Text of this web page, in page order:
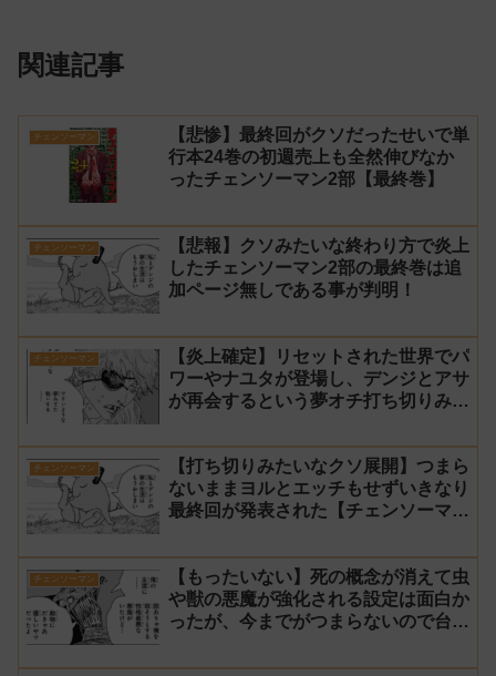
関連記事
チェンソーマン
【悲惨】最終回がクソだったせいで単
行本24巻の初週売上も全然伸びなか
ったチェンソーマン2部【最終巻】
チェンソーマン
【悲報】クソみたいな終わり方で炎上
したチェンソーマン2部の最終巻は追
加ページ無しである事が判明！
チェンソーマン
【炎上確定】リセットされた世界でパ
ワーやナユタが登場し、デンジとアサ
が再会するという夢オチ打ち切りみた
終回 感想】
チェンソーマン
【打ち切りみたいなクソ展開】つまら
ないままヨルとエッチもせずいきなり
最終回が発表された【チェンソーマン
チェンソーマン
【もったいない】死の概念が消えて虫
や獣の悪魔が強化される設定は面白か
ったが、今までがつまらないので台無